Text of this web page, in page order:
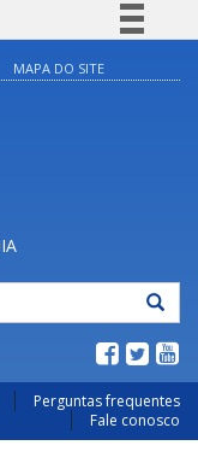
à informação
MAPA DO SITE
Perguntas frequentes
Fale conosco